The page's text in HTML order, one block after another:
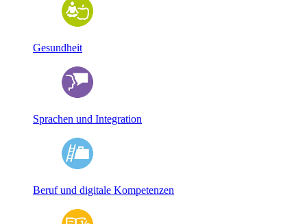
Gesundheit
Sprachen und Integration
Beruf und digitale Kompetenzen